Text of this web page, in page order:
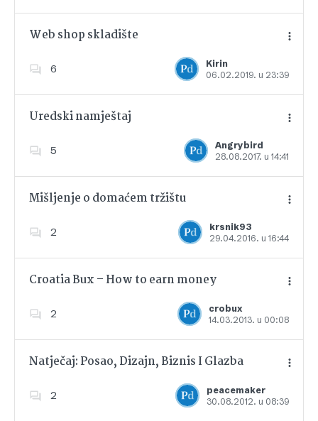
Web shop skladište
6
Kirin
06.02.2019. u 23:39
Dodajte u favorite
Uredski namještaj
5
Angrybird
28.08.2017. u 14:41
Dodajte u favorite
Mišljenje o domaćem tržištu
2
krsnik93
29.04.2016. u 16:44
Dodajte u favorite
Croatia Bux – How to earn money
2
crobux
14.03.2013. u 00:08
Dodajte u favorite
Natječaj: Posao, Dizajn, Biznis I Glazba
2
peacemaker
30.08.2012. u 08:39
Dodajte u favorite